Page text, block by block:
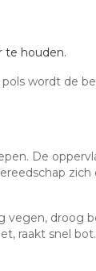
te houden.
wordt de
De
droog
raakt snel